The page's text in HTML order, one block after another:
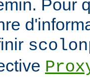
Pour